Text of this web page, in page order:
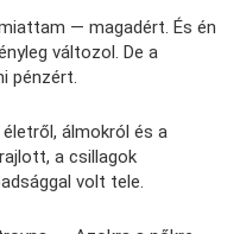
— magadért. És én
változol. De a
pénzért.
álmokról és a
a csillagok
volt tele.